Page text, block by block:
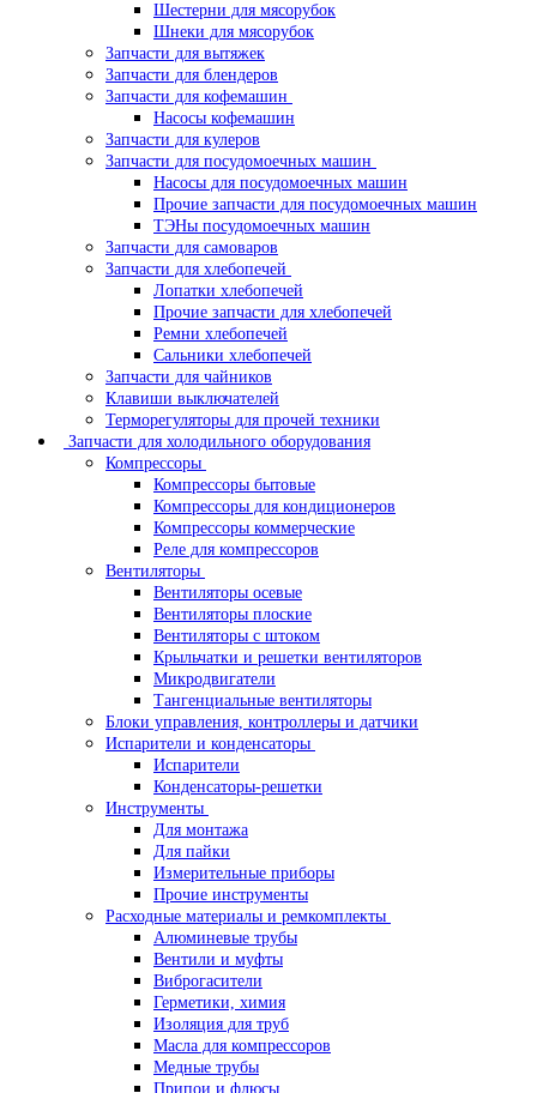
Шестерни для мясорубок
Шнеки для мясорубок
Запчасти для вытяжек
Запчасти для блендеров
Запчасти для кофемашин
Насосы кофемашин
Запчасти для кулеров
Запчасти для посудомоечных машин
Насосы для посудомоечных машин
Прочие запчасти для посудомоечных машин
ТЭНы посудомоечных машин
Запчасти для самоваров
Запчасти для хлебопечей
Лопатки хлебопечей
Прочие запчасти для хлебопечей
Ремни хлебопечей
Сальники хлебопечей
Запчасти для чайников
Клавиши выключателей
Терморегуляторы для прочей техники
Запчасти для холодильного оборудования
Компрессоры
Компрессоры бытовые
Компрессоры для кондиционеров
Компрессоры коммерческие
Реле для компрессоров
Вентиляторы
Вентиляторы осевые
Вентиляторы плоские
Вентиляторы с штоком
Крыльчатки и решетки вентиляторов
Микродвигатели
Тангенциальные вентиляторы
Блоки управления, контроллеры и датчики
Испарители и конденсаторы
Испарители
Конденсаторы-решетки
Инструменты
Для монтажа
Для пайки
Измерительные приборы
Прочие инструменты
Расходные материалы и ремкомплекты
Алюминевые трубы
Вентили и муфты
Виброгасители
Герметики, химия
Изоляция для труб
Масла для компрессоров
Медные трубы
Припои и флюсы